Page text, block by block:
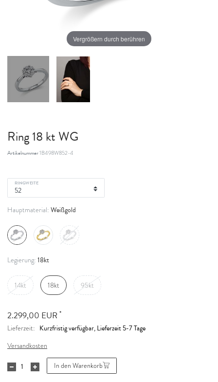
Vergrößern durch berühren
Ring 18 kt WG
Artikelnummer1B498W852-4
RINGWEITE
Hauptmaterial: Weißgold
Legierung: 18kt
14kt 18kt 95kt
2.299,00 EUR *
Lieferzeit: Kurzfristig verfügbar, Lieferzeit 5-7 Tage
Versandkosten
In den Warenkorb